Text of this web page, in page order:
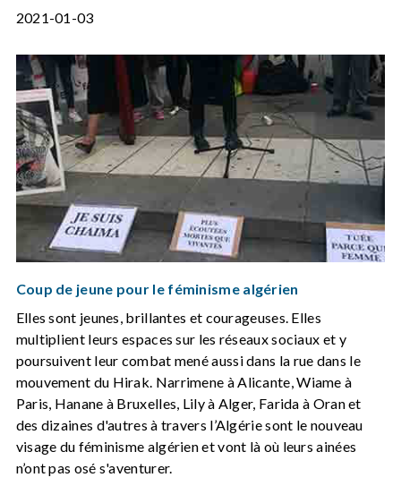
2021-01-03
Coup de jeune pour le féminisme algérien
Elles sont jeunes, brillantes et courageuses. Elles
multiplient leurs espaces sur les réseaux sociaux et y
poursuivent leur combat mené aussi dans la rue dans le
mouvement du Hirak. Narrimene à Alicante, Wiame à
Paris, Hanane à Bruxelles, Lily à Alger, Farida à Oran et
des dizaines d'autres à travers l’Algérie sont le nouveau
visage du féminisme algérien et vont là où leurs ainées
n’ont pas osé s'aventurer.